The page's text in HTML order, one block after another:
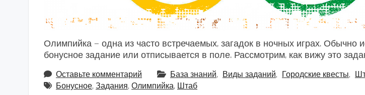
Олимпийка — одна из часто встречаемых, загадок в ночных играх. Обычно
бонусное задание или отписывается в поле. Рассмотрим, как вижу это
Оставьте комментарий База знаний, Виды заданий, Городские квесты,
Бонусное, Задания, Олимпийка, Штаб